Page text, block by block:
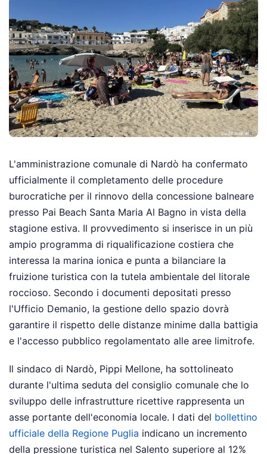
L'amministrazione comunale di Nardò ha confermato
ufficialmente il completamento delle procedure
burocratiche per il rinnovo della concessione balneare
presso Pai Beach Santa Maria Al Bagno in vista della
stagione estiva. Il provvedimento si inserisce in un più
ampio programma di riqualificazione costiera che
interessa la marina ionica e punta a bilanciare la
fruizione turistica con la tutela ambientale del litorale
roccioso. Secondo i documenti depositati presso
l'Ufficio Demanio, la gestione dello spazio dovrà
garantire il rispetto delle distanze minime dalla battigia
e l'accesso pubblico regolamentato alle aree limitrofe.
Il sindaco di Nardò, Pippi Mellone, ha sottolineato
durante l'ultima seduta del consiglio comunale che lo
sviluppo delle infrastrutture ricettive rappresenta un
asse portante dell'economia locale. I dati del bollettino
ufficiale della Regione Puglia indicano un incremento
della pressione turistica nel Salento superiore al 12%